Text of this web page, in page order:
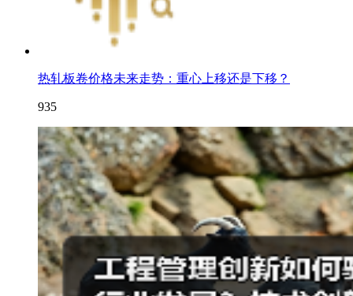
热轧板卷价格未来走势：重心上移还是下移？
935